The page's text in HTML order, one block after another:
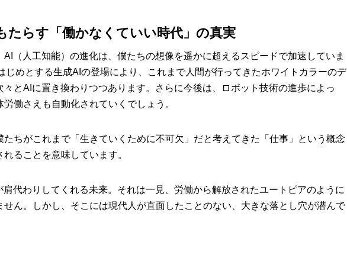
たらす「働かなくていい時代」の真実
AI（人工知能）の進化は、僕たちの想像を遥かに超えるスピードで加速していま
じめとする生成AIの登場により、これまで人間が行ってきたホワイトカラーのデ
々とAIに置き換わりつつあります。さらに今後は、ロボット技術の進歩によっ
働さえも自動化されていくでしょう。
たちがこれまで「生きていくために不可欠」だと考えてきた「仕事」という概念
ることを意味しています。
肩代わりしてくれる未来。それは一見、労働から解放されたユートピアのように
せん。しかし、そこには現代人が直面したことのない、大きな落とし穴が潜んで